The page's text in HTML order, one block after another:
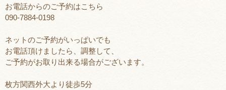
お電話からのご予約はこちら
090-7884-0198
ネットのご予約がいっぱいでも
お電話頂けましたら、調整して、
ご予約がお取り出来る場合がございます。
枚方関西外大より徒歩5分